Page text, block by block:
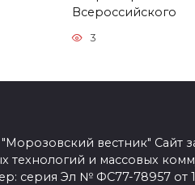
Всероссийского
3
вестник" Сайт
технологий и массовых
серия Эл № ФС77-78957 от